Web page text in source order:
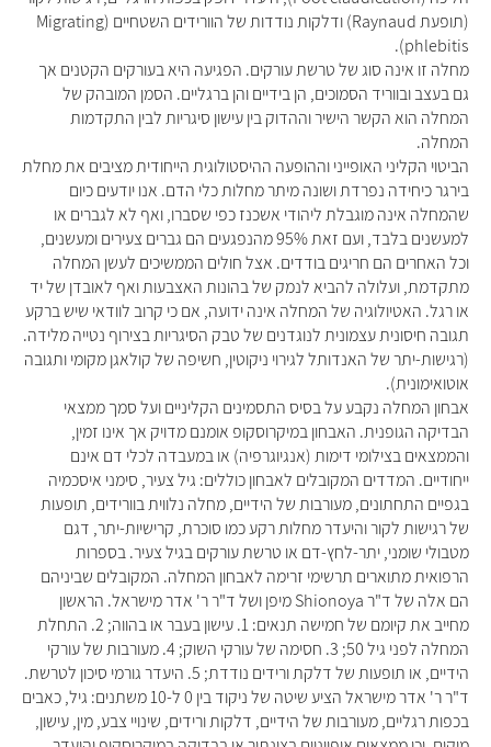
(תופעת Raynaud) ודלקות נודדות של הוורידים השטחיים (Migrating
phlebitis).
מחלה זו אינה סוג של טרשת עורקים. הפגיעה היא בעורקים הקטנים אך
גם בעצב ובווריד הסמוכים, הן בידיים והן ברגליים. הסמן המובהק של
המחלה הוא הקשר הישיר וההדוק בין עישון סיגריות לבין התקדמות
המחלה.
הביטוי הקליני האופייני וההופעה ההיסטולוגית הייחודית מציבים את מחלת
בירגר כיחידה נפרדת ושונה מיתר מחלות כלי הדם. אנו יודעים כיום
שהמחלה אינה מוגבלת ליהודי אשכנז כפי שסברו, ואף לא לגברים או
למעשנים בלבד, ועם זאת 95% מהנפגעים הם גברים צעירים ומעשנים,
וכל האחרים הם חריגים בודדים. אצל חולים הממשיכים לעשן המחלה
מתקדמת, ועלולה להביא לנמק של בהונות האצבעות ואף לאובדן של יד
או רגל. האטיולוגיה של המחלה אינה ידועה, אם כי קרוב לוודאי שיש ברקע
תגובה חיסונית עצמונית לנוגדנים של טבק הסיגריות בצירוף נטייה מלידה.
(רגישות-יתר של האנדותל לגירוי ניקוטין, חשיפה של קולאגן מקומי ותגובה
אוטואימונית).
אבחון המחלה נקבע על בסיס התסמינים הקליניים ועל סמך ממצאי
הבדיקה הגופנית. האבחון במיקרוסקופ אומנם מדויק אך אינו זמין,
והממצאים בצילומי דימות (אנגיוגרפיה) או במעבדה לכלי דם אינם
ייחודיים. המדדים המקובלים לאבחון כוללים: גיל צעיר, סימני איסכמיה
בגפיים התחתונים, מעורבות של הידיים, מחלה נלווית בוורידים, תופעות
של רגישות לקור והיעדר מחלות רקע כמו סוכרת, קרישיות-יתר, דגם
מטבולי שומני, יתר-לחץ-דם או טרשת עורקים בגיל צעיר. בספרות
הרפואית מתוארים תרשימי זרימה לאבחון המחלה. המקובלים שביניהם
הם אלה של ד"ר Shionoya מיפן ושל ד"ר ר' אדר מישראל. הראשון
מחייב את קיומם של חמישה תנאים: 1. עישון בעבר או בהווה; 2. התחלת
המחלה לפני גיל 50; 3. חסימה של עורקי השוק; 4. מעורבות של עורקי
הידיים, או תופעות של דלקת ורידים נודדת; 5. היעדר גורמי סיכון לטרשת.
ד"ר ר' אדר מישראל הציע שיטה של ניקוד בין 0 ל-10 משתנים: גיל, כאבים
בכפות רגליים, מעורבות של הידיים, דלקות ורידים, שינויי צבע, מין, עישון,